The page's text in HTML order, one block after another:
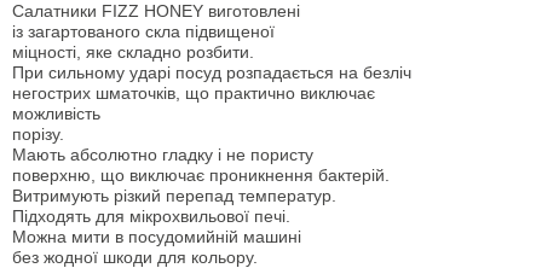
Салатники FIZZ HONEY виготовлені
із загартованого скла підвищеної
міцності, яке складно розбити.
При сильному ударі посуд розпадається на безліч
негострих шматочків, що практично виключає
можливість
порізу.
Мають абсолютно гладку і не пористу
поверхню, що виключає проникнення бактерій.
Витримують різкий перепад температур.
Підходять для мікрохвильової печі.
Можна мити в посудомийній машині
без жодної шкоди для кольору.